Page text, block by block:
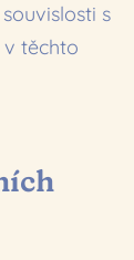
s
těchto